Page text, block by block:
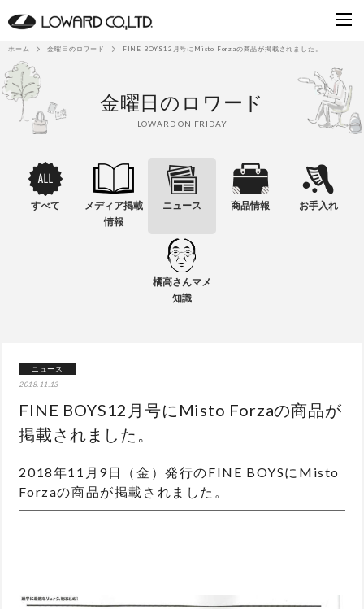
ホーム 金曜日のロワード FINE BOYS12月号にMisto Forzaの商品が掲載されました。
金曜日のロワード
LOWARD ON FRIDAY
すべて
メディア掲載
情報
ニュース 商品情報 お手入れ
橘高さんマメ
知識
ニュース
2018.11.13
FINE BOYS12月号にMisto Forzaの商品が
掲載されました。
2018年11月9日（金）発行のFINE BOYSにMisto
Forzaの商品が掲載されました。